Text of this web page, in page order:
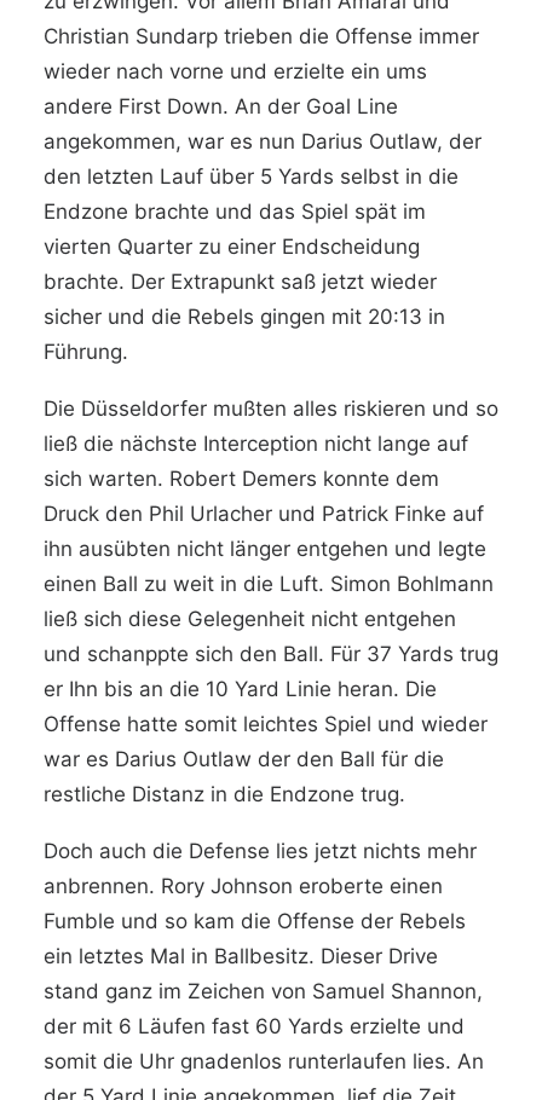
Christian Sundarp trieben die Offense immer
wieder nach vorne und erzielte ein ums
andere First Down. An der Goal Line
angekommen, war es nun Darius Outlaw, der
den letzten Lauf über 5 Yards selbst in die
Endzone brachte und das Spiel spät im
vierten Quarter zu einer Endscheidung
brachte. Der Extrapunkt saß jetzt wieder
sicher und die Rebels gingen mit 20:13 in
Führung.
Die Düsseldorfer mußten alles riskieren und so
ließ die nächste Interception nicht lange auf
sich warten. Robert Demers konnte dem
Druck den Phil Urlacher und Patrick Finke auf
ihn ausübten nicht länger entgehen und legte
einen Ball zu weit in die Luft. Simon Bohlmann
ließ sich diese Gelegenheit nicht entgehen
und schanppte sich den Ball. Für 37 Yards trug
er Ihn bis an die 10 Yard Linie heran. Die
Offense hatte somit leichtes Spiel und wieder
war es Darius Outlaw der den Ball für die
restliche Distanz in die Endzone trug.
Doch auch die Defense lies jetzt nichts mehr
anbrennen. Rory Johnson eroberte einen
Fumble und so kam die Offense der Rebels
ein letztes Mal in Ballbesitz. Dieser Drive
stand ganz im Zeichen von Samuel Shannon,
der mit 6 Läufen fast 60 Yards erzielte und
somit die Uhr gnadenlos runterlaufen lies. An